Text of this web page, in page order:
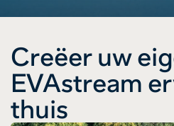
Creëer uw
EVAstream
thuis